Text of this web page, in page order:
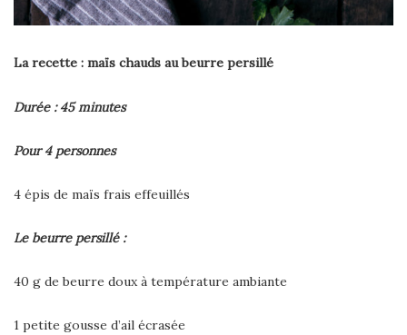
La recette : maïs chauds au beurre persillé
Durée : 45 minutes
Pour 4 personnes
4 épis de maïs frais effeuillés
Le beurre persillé :
40 g de beurre doux à température ambiante
1 petite gousse d’ail écrasée